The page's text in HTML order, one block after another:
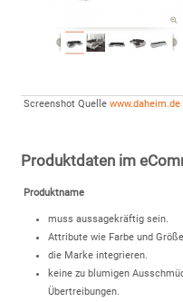
Screenshot Quelle www.daheim.de
Produktdaten im
Produktname
muss aussagekräftig sein.
Attribute wie Farbe und
die Marke integrieren.
keine zu blumigen
Übertreibungen.